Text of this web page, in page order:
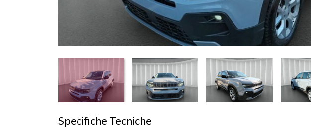
Specifiche Tecniche